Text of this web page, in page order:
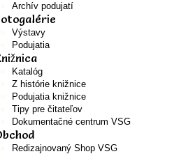
Archív podujatí
Výstavy
Podujatia
Katalóg
Z histórie knižnice
Podujatia knižnice
Tipy pre čitateľov
Dokumentačné centrum VSG
Redizajnovaný Shop VSG